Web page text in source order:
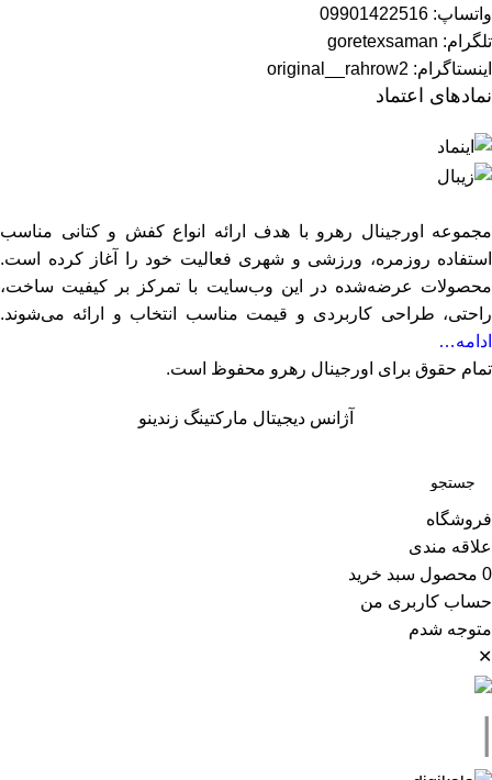
واتساپ: 09901422516
تلگرام: goretexsaman
اینستاگرام: original__rahrow2
نمادهای اعتماد
مجموعه اورجینال رهرو با هدف ارائه انواع کفش و کتانی مناسب
استفاده روزمره، ورزشی و شهری فعالیت خود را آغاز کرده است.
محصولات عرضه‌شده در این وب‌سایت با تمرکز بر کیفیت ساخت،
راحتی، طراحی کاربردی و قیمت مناسب انتخاب و ارائه می‌شوند.
ادامه…
تمام حقوق برای اورجینال رهرو محفوظ است.
آژانس دیجیتال مارکتینگ زندینو
فروشگاه
علاقه مندی
0 محصول سبد خرید
حساب کاربری من
متوجه شدم
✕
|